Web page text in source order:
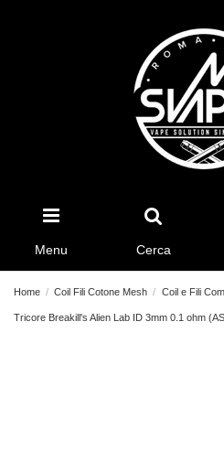
Menu Cerca
Home Coil Fili Cotone Mesh Coil e Fili
Tricore Breakill's Alien Lab ID 3mm 0.1 ohm